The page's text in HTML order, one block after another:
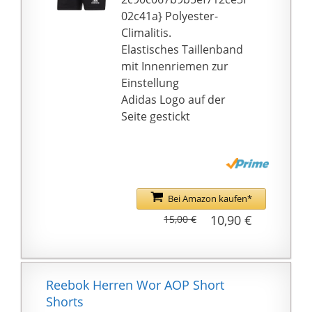
Viking Tattoo Fans /
Liebhaber.
glatte Haptik erhöhen
zusätzlich den
Tragekomfort
LANGLEBIG: Das
hochwertige
Funktionsmaterial der
gepolsterten Padded
auch einem heftigen
beim Training
problemlos stand
ATMUNGSAKTIV &
der smarten
Materialzusammensetz
02c41a} Polyester-
Climalitis.
Elastisches Taillenband
mit Innenriemen zur
Einstellung
Adidas Logo auf der
Seite gestickt
Bei Amazon kaufen*
10,90 €
15,00 €
Reebok Herren Wor AOP Short
Shorts